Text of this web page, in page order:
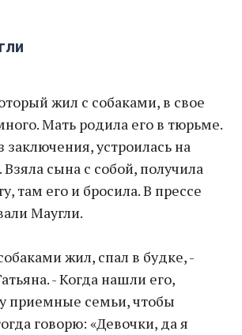
жил с собаками, в свое
Мать родила его в тюрьме.
устроилась на
сына с собой, получила
там его и бросила. В прессе
Маугли.
жил, спал в будке, -
- Когда нашли его,
приемные семьи, чтобы
говорю: «Девочки, да я